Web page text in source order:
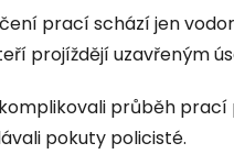
prací schází jen
projíždějí uzavřeným
průběh prací
pokuty policisté.